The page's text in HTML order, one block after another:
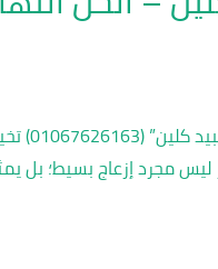
الحل
مجرد إزعاج بسيط؛ بل